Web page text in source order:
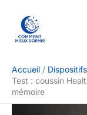
contenu
Accueil
Test : coussin
mémoire